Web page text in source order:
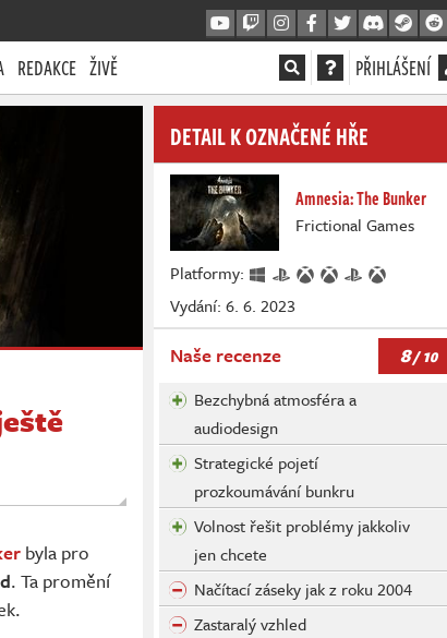
REDAKCE ŽIVĚ PŘIHLÁŠENÍ
byla pro
. Ta promění
DETAIL K OZNAČENÉ HŘE
Amnesia: The Bunker
Frictional Games
Platformy:
Vydání: 6. 6. 2023
Naše recenze 8/ 10
Bezchybná atmosféra a
audiodesign
Strategické pojetí
prozkoumávání bunkru
Volnost řešit problémy jakkoliv
jen chcete
Načítací záseky jak z roku 2004
Zastaralý vzhled